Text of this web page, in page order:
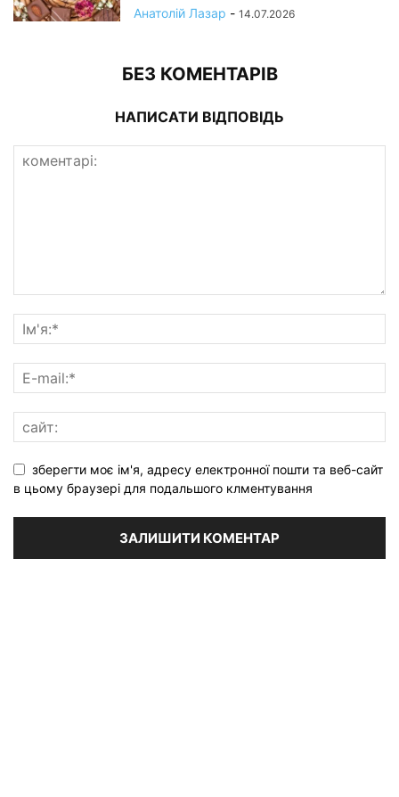
Анатолій Лазар - 14.07.2026
БЕЗ КОМЕНТАРІВ
НАПИСАТИ ВІДПОВІДЬ
зберегти моє ім'я, адресу електронної пошти та веб-сайт
в цьому браузері для подальшого клментування